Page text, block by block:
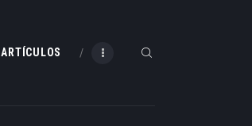
ARTÍCULOS